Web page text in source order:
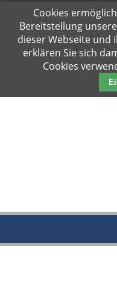
Navigation
überspringen
Hauptseite
Zuhause
gesucht
Notfälle
Archiv
Cookies
Bereitstellung
dieser Webseite
erklären Sie sich
Cookies